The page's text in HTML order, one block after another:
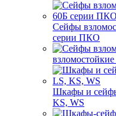
Сейфы
серии ПКО
Шкафы и
KS, WS